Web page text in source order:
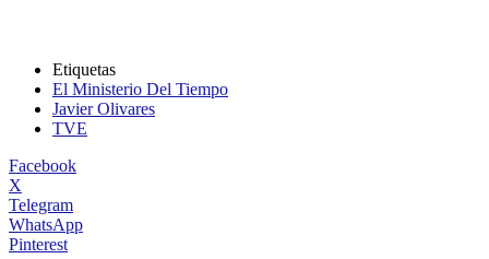
Etiquetas
El Ministerio Del Tiempo
Javier Olivares
TVE
Facebook
X
Telegram
WhatsApp
Pinterest